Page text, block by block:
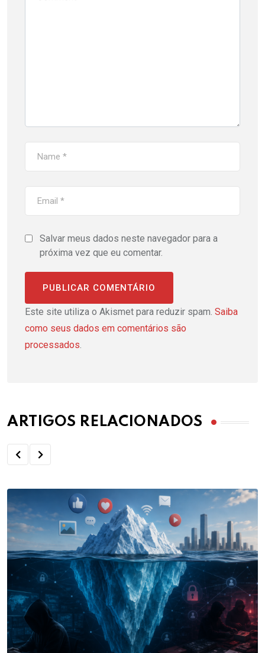
Salvar meus dados neste navegador para a
próxima vez que eu comentar.
Este site utiliza o Akismet para reduzir spam. Saiba
como seus dados em comentários são
processados.
ARTIGOS RELACIONADOS